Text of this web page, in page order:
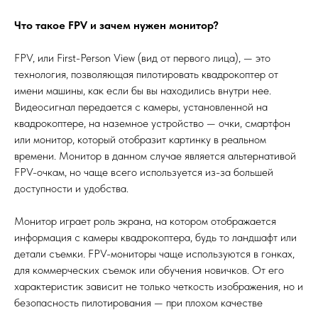
Что такое FPV и зачем нужен монитор?
FPV, или First-Person View (вид от первого лица), — это
технология, позволяющая пилотировать квадрокоптер от
имени машины, как если бы вы находились внутри нее.
Видеосигнал передается с камеры, установленной на
квадрокоптере, на наземное устройство — очки, смартфон
или монитор, который отобразит картинку в реальном
времени. Монитор в данном случае является альтернативой
FPV-очкам, но чаще всего используется из-за большей
доступности и удобства.
Монитор играет роль экрана, на котором отображается
информация с камеры квадрокоптера, будь то ландшафт или
детали съемки. FPV-мониторы чаще используются в гонках,
для коммерческих съемок или обучения новичков. От его
характеристик зависит не только четкость изображения, но и
безопасность пилотирования — при плохом качестве